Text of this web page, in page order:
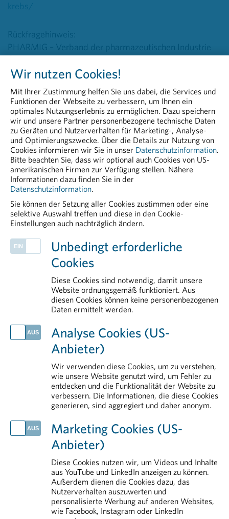
krebs/
Rückfragehinweis:
PHARMIG – Verband der pharmazeutischen Industrie
Head of Communication & PR
+43 664 8860 5264
peter.richter@pharmig.at
20230203 Moderne Krebsmedizin ermöglicht
Betroffenen höhere Überlebenschancen.pdf
PDF - 38,65 KB
European & International Affairs
Patient Advocacy
Public Affairs und Market Access
Health Data & Digital
Communications
Rauchstopp als starker Hebel für Gesundheit und Versorgung
Zollpolitik gefährdet Medikamentenversorgung und Standort
Tag der Weltgesundheit: nicht ohne Medikamente
Medikamente kosten nicht nur, sondern schaffen vor allem Nutzen
IM DETAIL
Transparenz
Rund um die Pharmaindustrie
Forschung & Entwicklung
Pharmareferenten
Arzneimittelmarkt
Wir nutzen Cookies!
Mit Ihrer Zustimmung helfen Sie uns dabei, die Services und
Funktionen der Webseite zu verbessern, um Ihnen ein
optimales Nutzungserlebnis zu ermöglichen. Dazu speichern
wir und unsere Partner personenbezogene technische Daten
zu Geräten und Nutzerverhalten für Marketing-, Analyse-
und Optimierungszwecke. Über die Details zur Nutzung von
Cookies informieren wir Sie in unser Datenschutzinformation.
Bitte beachten Sie, dass wir optional auch Cookies von US-
amerikanischen Firmen zur Verfügung stellen. Nähere
Informationen dazu finden Sie in der
Datenschutzinformation.
Sie können der Setzung aller Cookies zustimmen oder eine
selektive Auswahl treffen und diese in den Cookie-
Einstellungen auch nachträglich ändern.
Unbedingt erforderliche
Cookies
Diese Cookies sind notwendig, damit unsere
Website ordnungsgemäß funktioniert. Aus
diesen Cookies können keine personenbezogenen
Daten ermittelt werden.
Analyse Cookies (US-
Anbieter)
Wir verwenden diese Cookies, um zu verstehen,
wie unsere Website genutzt wird, um Fehler zu
entdecken und die Funktionalität der Website zu
verbessern. Die Informationen, die diese Cookies
generieren, sind aggregiert und daher anonym.
Marketing Cookies (US-
Anbieter)
Diese Cookies nutzen wir, um Videos und Inhalte
aus YouTube und LinkedIn anzeigen zu können.
Außerdem dienen die Cookies dazu, das
Nutzerverhalten auszuwerten und
personalisierte Werbung auf anderen Websites,
wie Facebook, Instagram oder LinkedIn